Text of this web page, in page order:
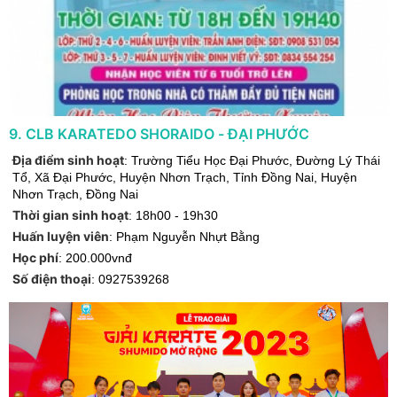
9. CLB KARATEDO SHORAIDO - ĐẠI PHƯỚC
Địa điểm sinh hoạt: Trường Tiểu Học Đại Phước, Đường Lý Thái
Tổ, Xã Đại Phước, Huyện Nhơn Trạch, Tỉnh Đồng Nai Huyện
Nhơn Trạch Đồng Nai
Thời gian sinh hoạt: 18h00 - 19h30
Huấn luyện viên: Phạm Nguyễn Nhựt Bằng
Học phí: 200.000vnđ
Số điện thoại: 0927539268